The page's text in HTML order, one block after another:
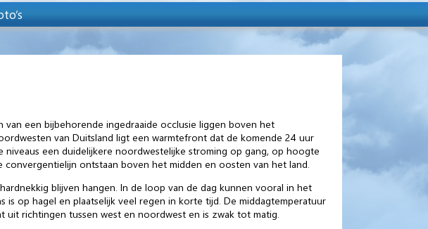
van een bijbehorende ingedraaide occlusie liggen boven het
van Duitsland ligt een warmtefront dat de komende 24 uur
een duidelijkere noordwestelijke stroming op gang, op hoogte
ontstaan boven het midden en oosten van het land.
blijven hangen. In de loop van de dag kunnen vooral in het
op hagel en plaatselijk veel regen in korte tijd. De middagtemperatuur
richtingen tussen west en noordwest en is zwak tot matig.